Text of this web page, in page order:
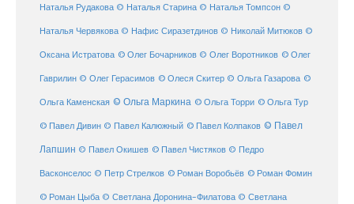
Наталья Рудакова © Наталья Старина © Наталья Томпсон ©
Наталья Червякова © Нафис Сиразетдинов © Николай Митюков ©
Оксана Истратова © Олег Бочарников © Олег Воротников © Олег
Гаврилин © Олег Герасимов © Олеся Скитер © Ольга Газарова ©
Ольга Каменская © Ольга Маркина © Ольга Торри © Ольга Тур
© Павел Дивин © Павел Калюжный © Павел Колпаков © Павел
Лапшин © Павел Окишев © Павел Чистяков © Педро
Васконселос © Петр Стрелков © Роман Воробьёв © Роман Фомин
© Роман Цыба © Светлана Доронина-Филатова © Светлана